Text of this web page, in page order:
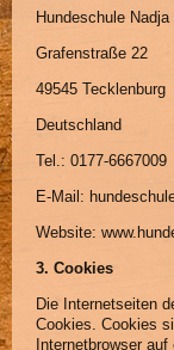
Hundeschule Nadja
Grafenstraße 22
49545 Tecklenburg
Deutschland
Tel.: 0177-6667009
E-Mail:
Website:
3. Cookies
Die Internetseiten
Cookies. Cookies
Internetbrowser